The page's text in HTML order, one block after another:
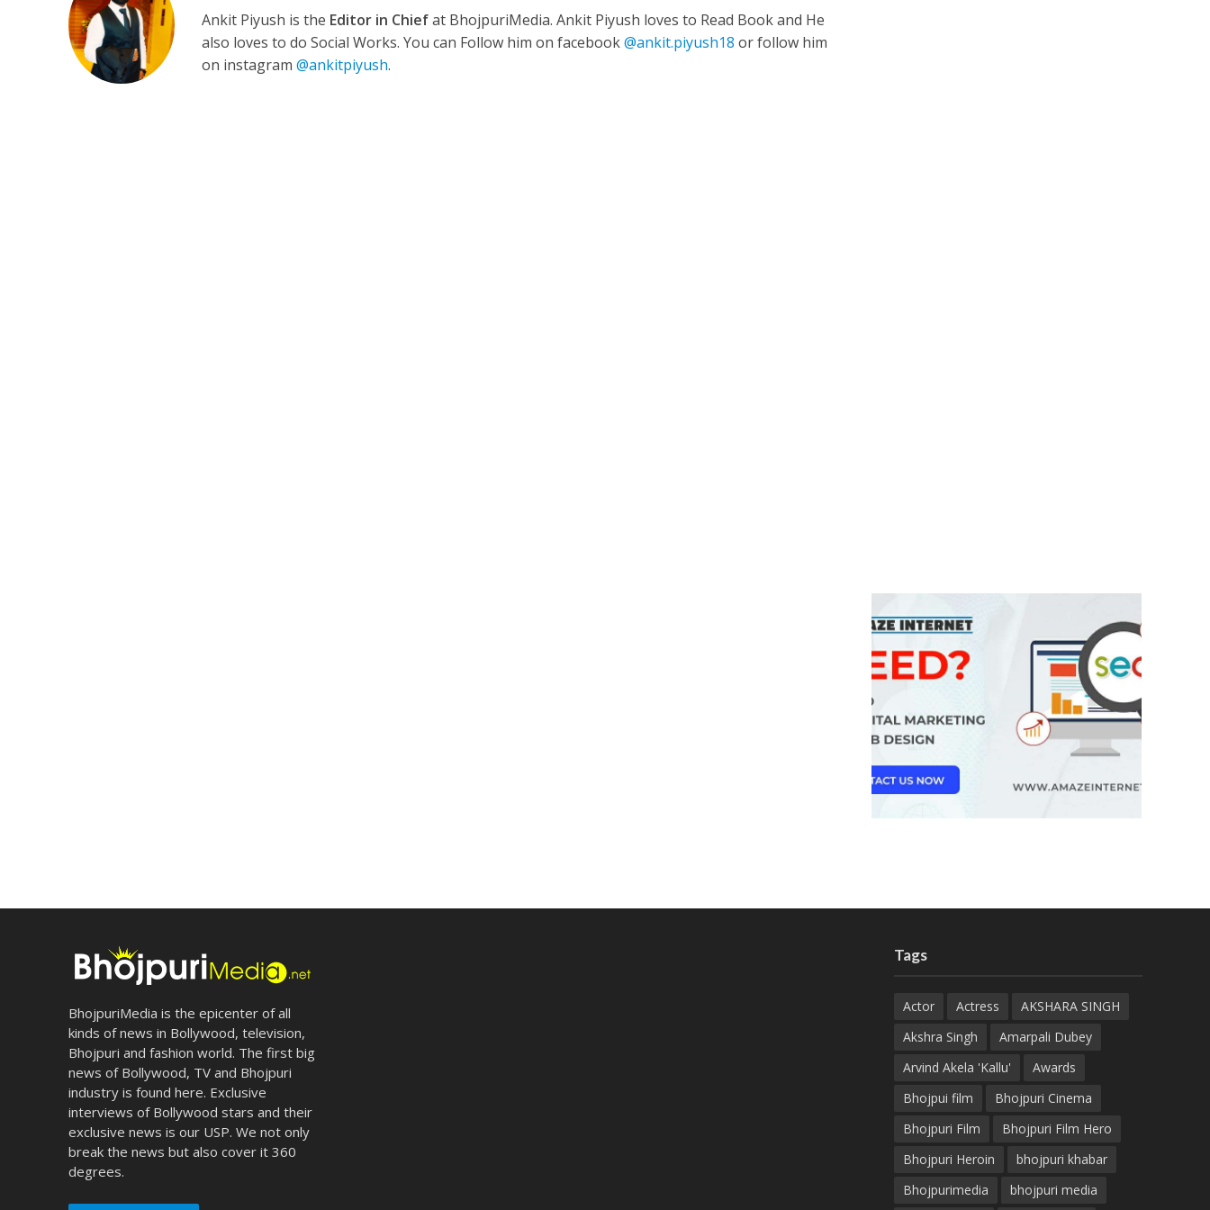
Ankit Piyush is the Editor in Chiefat BhojpuriMedia. Ankit Piyush loves to Read Book and He
also loves to do Social Works. You can Follow him on facebook@ankit.piyush18 or follow him
on instagram@ankitpiyush.
BhojpuriMedia is the epicenter of all
kinds of news in Bollywood, television,
Bhojpuri and fashion world. The first big
news of Bollywood, TV and Bhojpuri
industry is found here. Exclusive
interviews of Bollywood stars and their
exclusive news is our USP. We not only
break the news but also cover it 360
degrees.
Tags
Actor Actress
AKSHARA SINGH
Akshra Singh
Amarpali Dubey
Arvind Akela 'Kallu'
Awards
Bhojpui film
Bhojpuri Cinema
Bhojpuri Film
Bhojpuri Film Hero
Bhojpuri Heroin
bhojpuri khabar
Bhojpurimedia
bhojpuri media